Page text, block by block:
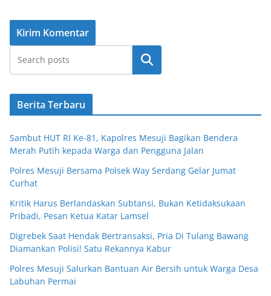
Cari
Berita Terbaru
Sambut HUT RI Ke-81, Kapolres Mesuji Bagikan Bendera
Merah Putih kepada Warga dan Pengguna Jalan
Polres Mesuji Bersama Polsek Way Serdang Gelar Jumat
Curhat
Kritik Harus Berlandaskan Subtansi, Bukan Ketidaksukaan
Pribadi, Pesan Ketua Katar Lamsel
Digrebek Saat Hendak Bertransaksi, Pria Di Tulang Bawang
Diamankan Polisi! Satu Rekannya Kabur
Polres Mesuji Salurkan Bantuan Air Bersih untuk Warga Desa
Labuhan Permai